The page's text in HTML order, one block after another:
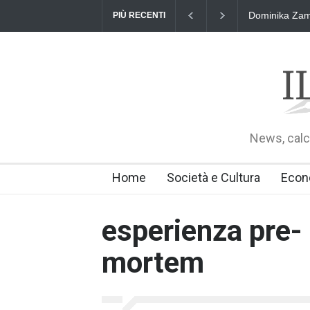
PIÙ RECENTI Dominika
News,
Home Società e Cultura
esperienza pre-
mortem